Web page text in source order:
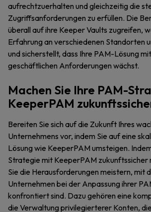
aufrechtzuerhalten und gleichzeitig die
Zugriffsanforderungen zu erfüllen. Die
überall auf ihre Keeper Vaults zugreifen,
Erfahrung an verschiedenen Standorten
und sicherstellt, dass Ihre PAM-Lösung
geschäftlichen Anforderungen wächst.
Machen Sie Ihre PAM-
KeeperPAM
Bereiten Sie sich auf die Zukunft Ihres
Unternehmens vor, indem Sie auf eine
Lösung wie KeeperPAM umsteigen.
Strategie mit KeeperPAM zukunftssicher
Sie die Herausforderungen meistern, mit
Unternehmen bei der Anpassung ihrer
konfrontiert sind. Dazu gehören eine
die Verwaltung privilegierterer Konten,